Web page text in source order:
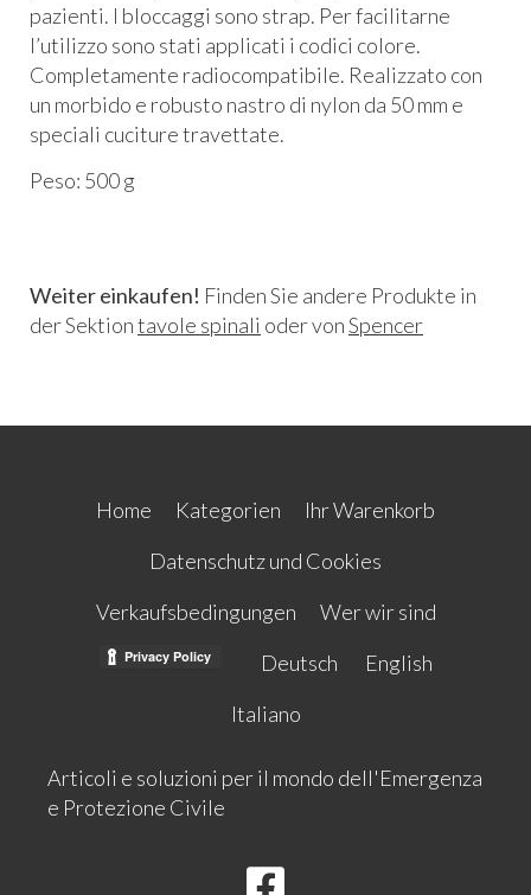
pazienti. I bloccaggi sono strap. Per facilitarne
l’utilizzo sono stati applicati i codici colore.
Completamente radiocompatibile. Realizzato con
un morbido e robusto nastro di nylon da 50 mm e
speciali cuciture travettate.
Peso: 500 g
Weiter einkaufen! Finden Sie andere Produkte in
der Sektiontavole spinali oder vonSpencer
Home Kategorien
Ihr Warenkorb
Datenschutz und Cookies
Verkaufsbedingungen
Wer wir sind
Deutsch
English
Italiano
Articoli e soluzioni per il mondo dell'Emergenza
e Protezione Civile